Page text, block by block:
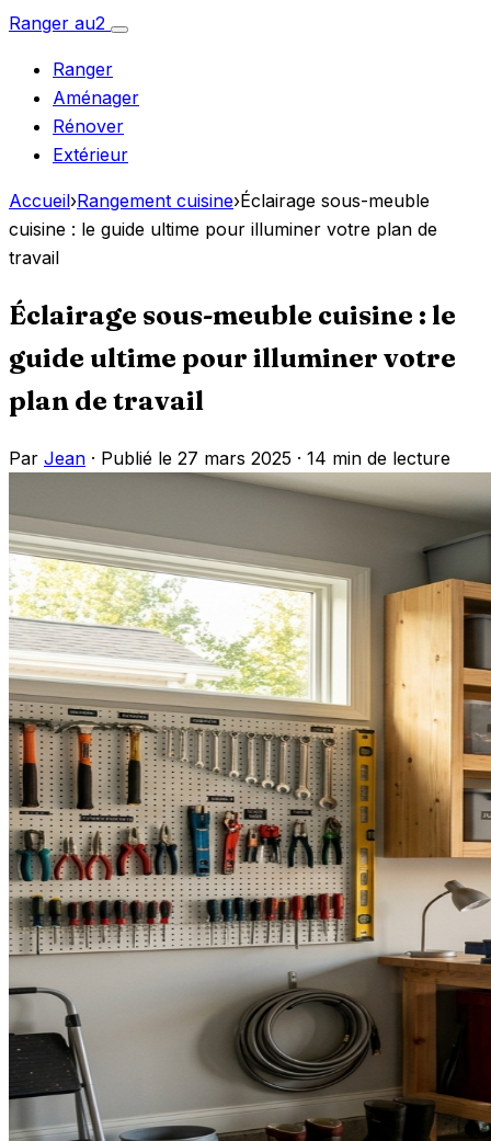
Aller
contenu
Ranger au2
Ouvrir
Ranger
Aménager
Rénover
Extérieur
Accueil›Rangement cuisine›Éclairage sous-meuble
cuisine : le guide ultime pour illuminer votre plan de
travail
Éclairage sous-meuble cuisine : le
guide ultime pour illuminer votre
plan de travail
Par Jean · Publié le 27 mars 2025 · 14 min de lecture